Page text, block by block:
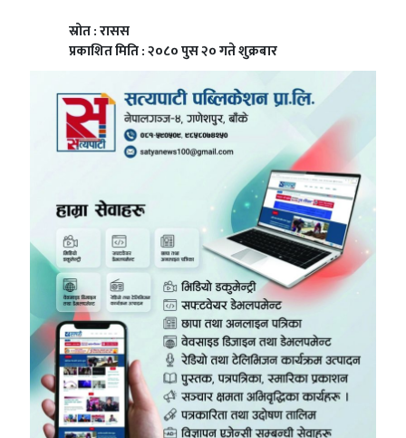
स्रोत : रासस
प्रकाशित मिति : २०८० पुस २० गते शुक्रबार